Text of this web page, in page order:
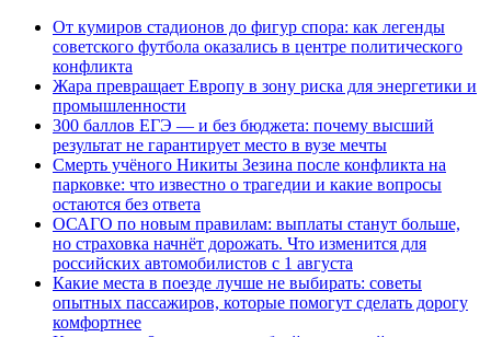
От кумиров стадионов до фигур спора: как легенды
советского футбола оказались в центре политического
конфликта
Жара превращает Европу в зону риска для энергетики и
промышленности
300 баллов ЕГЭ — и без бюджета: почему высший
результат не гарантирует место в вузе мечты
Смерть учёного Никиты Зезина после конфликта на
парковке: что известно о трагедии и какие вопросы
остаются без ответа
ОСАГО по новым правилам: выплаты станут больше,
но страховка начнёт дорожать. Что изменится для
российских автомобилистов с 1 августа
Какие места в поезде лучше не выбирать: советы
опытных пассажиров, которые помогут сделать дорогу
комфортнее